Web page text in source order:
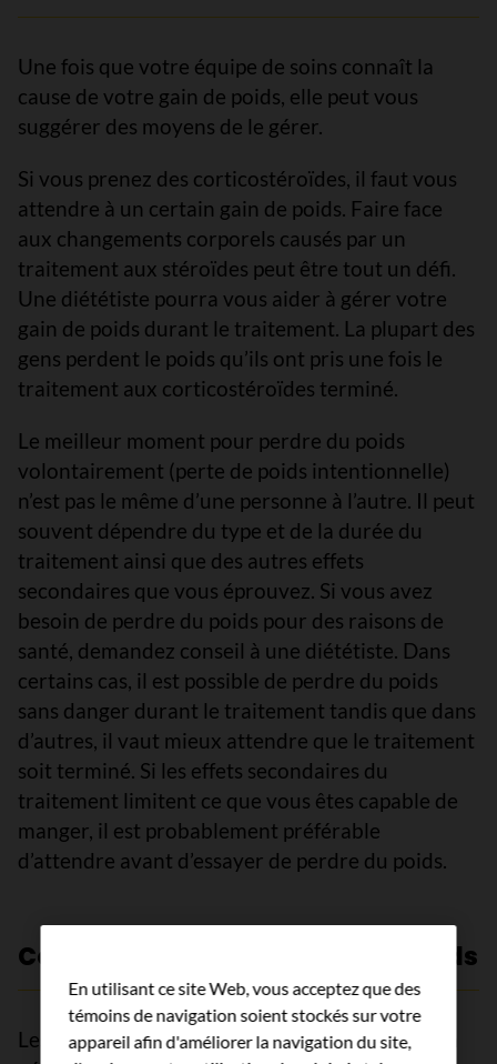
Une fois que votre équipe de soins connaît la
cause de votre gain de poids, elle peut vous
suggérer des moyens de le gérer.
Si vous prenez des corticostéroïdes, il faut vous
attendre à un certain gain de poids. Faire face
aux changements corporels causés par un
traitement aux stéroïdes peut être tout un défi.
Une diététiste pourra vous aider à gérer votre
gain de poids durant le traitement. La plupart des
gens perdent le poids qu’ils ont pris une fois le
traitement aux corticostéroïdes terminé.
Le meilleur moment pour perdre du poids
volontairement (perte de poids intentionnelle)
n’est pas le même d’une personne à l’autre. Il peut
souvent dépendre du type et de la durée du
traitement ainsi que des autres effets
secondaires que vous éprouvez. Si vous avez
besoin de perdre du poids pour des raisons de
santé, demandez conseil à une diététiste. Dans
certains cas, il est possible de perdre du poids
sans danger durant le traitement tandis que dans
d’autres, il vaut mieux attendre que le traitement
soit terminé. Si les effets secondaires du
traitement limitent ce que vous êtes capable de
manger, il est probablement préférable
d’attendre avant d’essayer de perdre du poids.
Conseils pour gérer le gain de poids
Les conseils qui suivent pourraient vous aider à
En utilisant ce site Web, vous acceptez que des
témoins de navigation soient stockés sur votre
appareil afin d'améliorer la navigation du site,